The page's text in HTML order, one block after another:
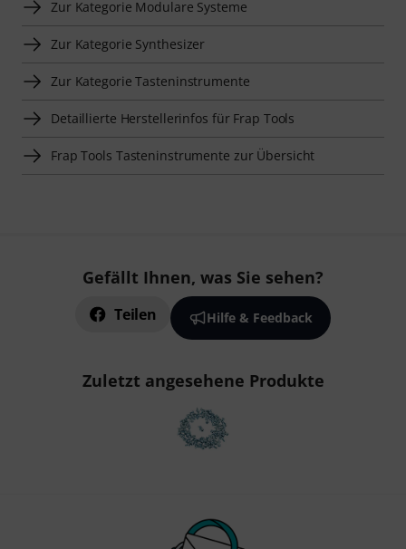
Zur Kategorie Modulare Systeme
Zur Kategorie Synthesizer
Zur Kategorie Tasteninstrumente
Detaillierte Herstellerinfos für Frap Tools
Frap Tools Tasteninstrumente zur Übersicht
Gefällt Ihnen, was Sie sehen?
Teilen Hilfe & Feedback
Zuletzt angesehene Produkte